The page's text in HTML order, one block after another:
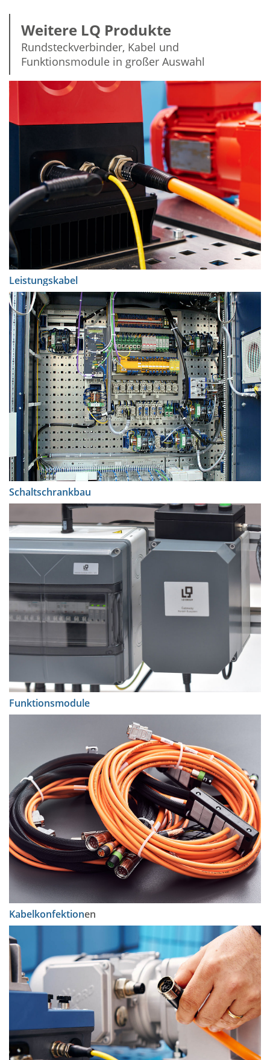
Weitere LQ Produkte
Rundsteckverbinder, Kabel und
Funktionsmodule in großer Auswahl
Leistungskabel
Schaltschrankbau
Funktionsmodule
Kabelkonfektionen